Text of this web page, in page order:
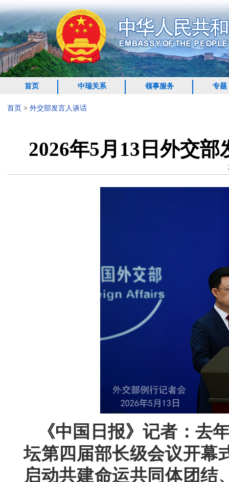
首页 中瑞关系 领事服务 专题
首页 > 外交部发言人谈话
2026年5月13日外交
《中国日报》记者：去
坛第四届部长级会议开幕
启动共建命运共同体团结